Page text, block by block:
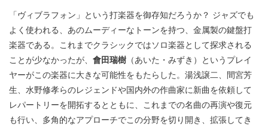
「ヴィブラフォン」という打楽器を御存知だろうか？ ジャズでも
よく使われる、あのムーディーなトーンを持つ、金属製の鍵盤打
楽器である。これまでクラシックではソロ楽器として探求される
ことが少なかったが、 會田瑞樹 （あいた・みずき）というプレイ
ヤーがこの楽器に大きな可能性をもたらした。湯浅譲二、間宮芳
生、水野修孝らのレジェンドや国内外の作曲家に新曲を依頼して
レパートリーを開拓するとともに、これまでの名曲の再演や復元
も行い、多角的なアプローチでこの分野を切り開き、拡張してき